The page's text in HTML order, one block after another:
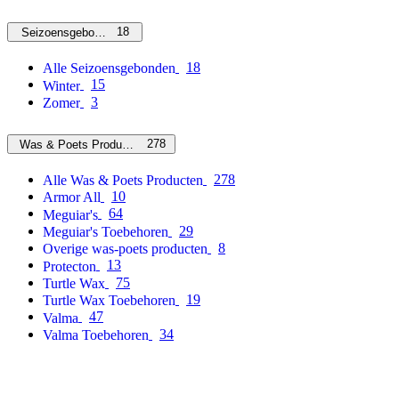
Seizoensgebonden18
Alle Seizoensgebonden
18
Winter
15
Zomer
3
Was & Poets Producten 278
Alle Was & Poets Producten
278
Armor All
10
Meguiar's
64
Meguiar's Toebehoren
29
Overige was-poets producten
8
Protecton
13
Turtle Wax
75
Turtle Wax Toebehoren
19
Valma
47
Valma Toebehoren
34